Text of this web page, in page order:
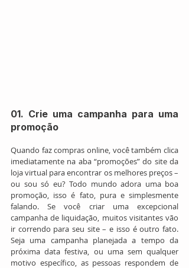
01. Crie uma campanha para uma
promoção
Quando faz compras online, você também clica
imediatamente na aba “promoções” do site da
loja virtual para encontrar os melhores preços –
ou sou só eu? Todo mundo adora uma boa
promoção, isso é fato, pura e simplesmente
falando. Se você criar uma excepcional
campanha de liquidação, muitos visitantes vão
ir correndo para seu site – e isso é outro fato.
Seja uma campanha planejada a tempo da
próxima data festiva, ou uma sem qualquer
motivo específico, as pessoas respondem de